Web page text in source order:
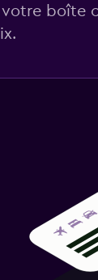
votre boîte